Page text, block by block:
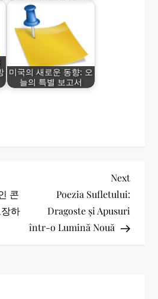
미국의 새로운 동향: 오
늘의 특별 보고서
콘
하
Next
Post
Next
Poezia Sufletului:
Dragoste și Apusuri
într-o Lumină Nouă